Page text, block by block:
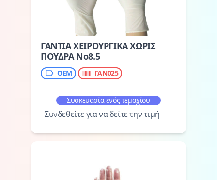
ΓΑΝΤΙΑ ΧΕΙΡΟΥΡΓΙΚΑ ΧΩΡΙΣ
ΠΟΥΔΡΑ Νο8.5
ΟΕΜ ΓΑΝ025
Συσκευασία ενός τεμαχίου
Συνδεθείτε για να δείτε την τιμή